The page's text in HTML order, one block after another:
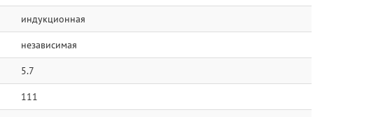
индукционная
независимая
5.7
111